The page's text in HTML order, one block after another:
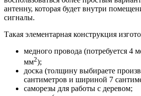
антенну, которая будет внутри
сигналы.
Такая элементарная конструкция
медного провода (потребуется 4
мм2);
доска (толщину выбираете
сантиметров и шириной 7
саморезы для работы с деревом;